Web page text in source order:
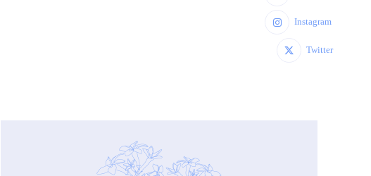
Instagram
Twitter